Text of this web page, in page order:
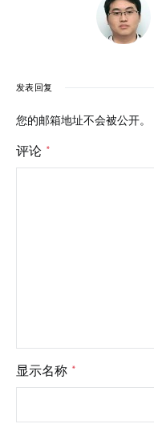
发表回复
您的邮箱地址不会被公开。
评论 *
显示名称 *